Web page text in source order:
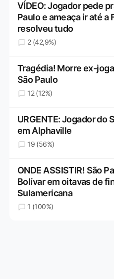
VÍDEO: Jogador pede
Paulo e ameaça ir até a
resolveu tudo
2 (42,9%)
Tragédia! Morre ex-
São Paulo
12 (12%)
URGENTE: Jogador do
em Alphaville
19 (56%)
ONDE ASSISTIR! São
Bolívar em oitavas de
Sulamericana
1 (100%)